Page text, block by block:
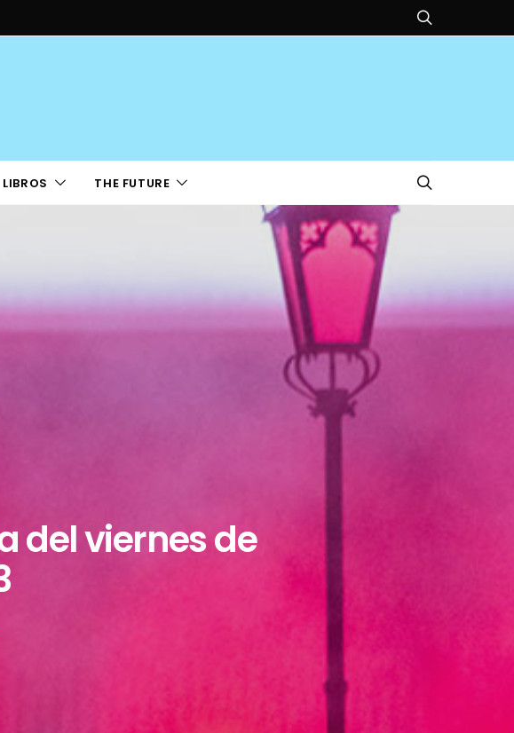
LIBROS THE FUTURE
del viernes de